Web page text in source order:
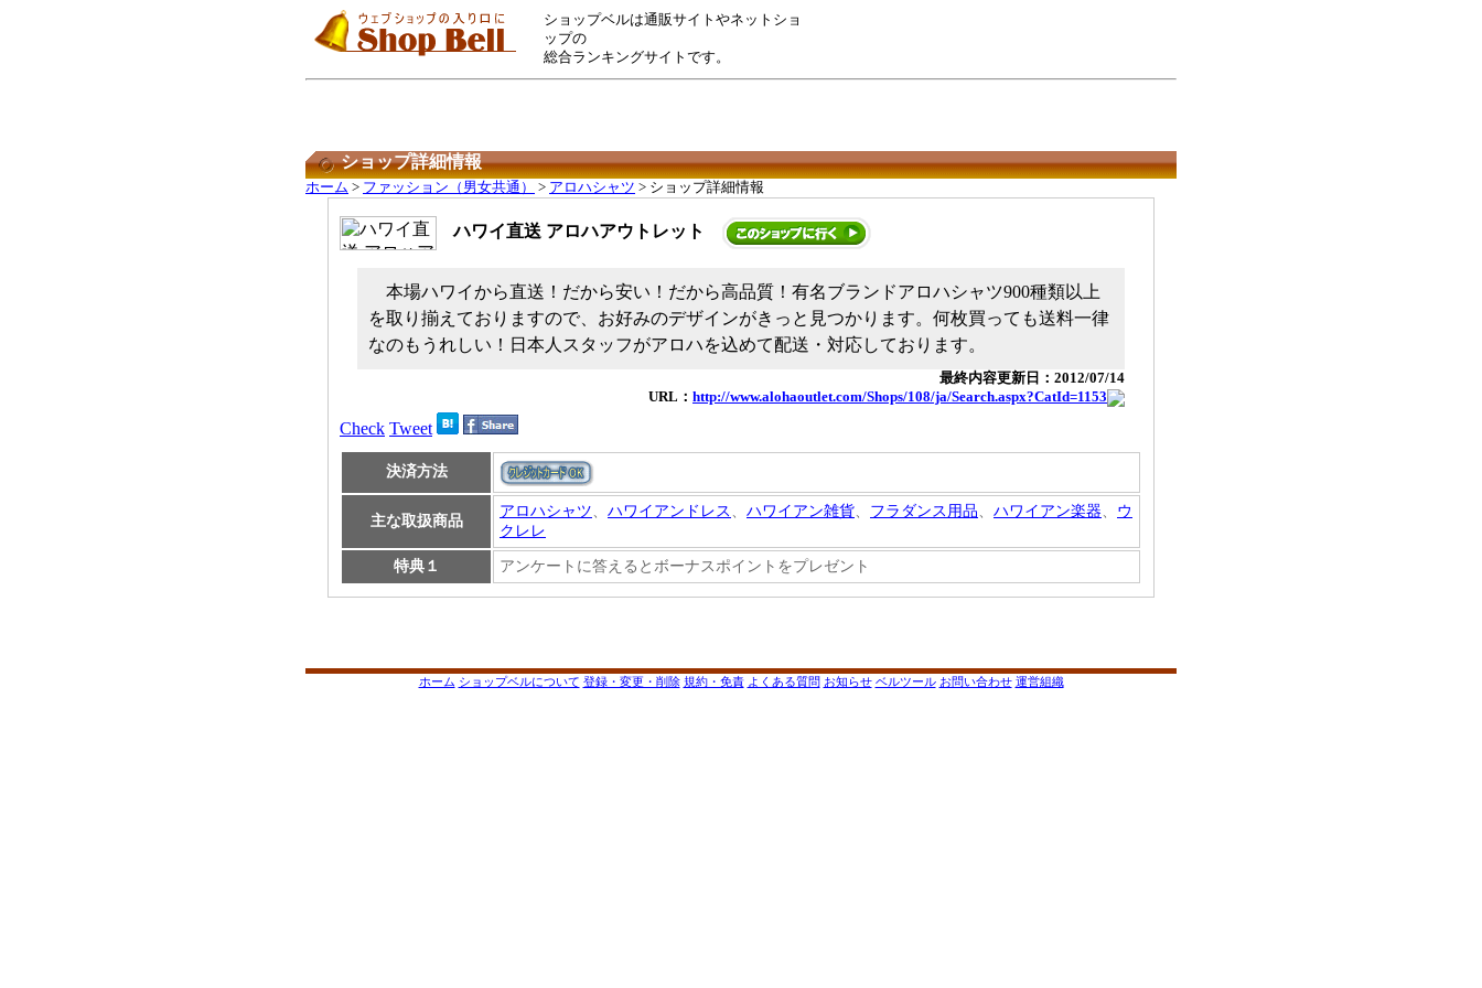
ショップベルは通販サイトやネットショ
ップの
総合ランキングサイトです。
ショップ詳細情報
ホーム > ファッション（男女共通） > アロハシャツ > ショップ詳細情報
ハワイ直送 アロハアウトレット
本場ハワイから直送！だから安い！だから高品質！有名ブランドアロハシャツ900種類以上
を取り揃えておりますので、お好みのデザインがきっと見つかります。何枚買っても送料一律
なのもうれしい！日本人スタッフがアロハを込めて配送・対応しております。
最終内容更新日：2012/07/14
URL： http://www.alohaoutlet.com/Shops/108/ja/Search.aspx?CatId=1153
Check Tweet
決済方法
主な取扱商品
アロハシャツ、 ハワイアンドレス 、 ハワイアン雑貨、 フラダンス用品、 ハワイアン楽器、 ウ
クレレ
特典１ アンケートに答えるとボーナスポイントをプレゼント
ホーム ショップベルについて 登録・変更・削除 規約・免責 よくある質問 お知らせ ベルツール お問い合わせ 運営組織